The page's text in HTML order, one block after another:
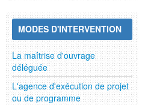
MODES D'INTERVENTION
La maîtrise d'ouvrage
déléguée
L'agence d'exécution de projet
ou de programme